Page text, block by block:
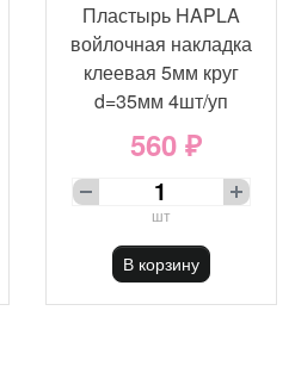
Пластырь HAPLA
войлочная накладка
клеевая 5мм круг
d=35мм 4шт/уп
560 ₽
шт
В корзину